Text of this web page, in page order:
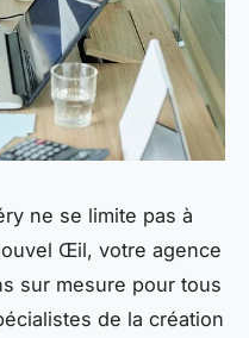
ne se limite pas à
Œil, votre agence
sur mesure pour tous
de la création